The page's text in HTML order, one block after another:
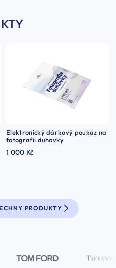
Elektronický dárkový poukaz na
fotografii duhovky
1 000 Kč
PRODUKTY